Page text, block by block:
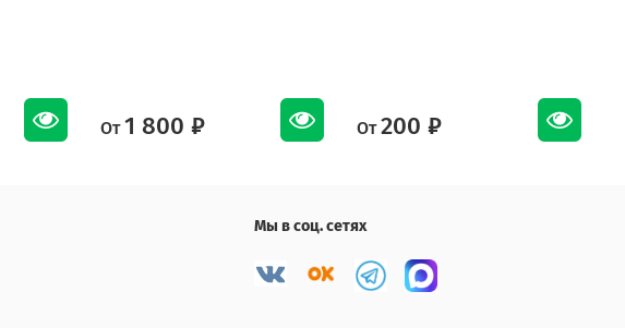
От 1 800 ₽ От 200 ₽
Мы в соц. сетях